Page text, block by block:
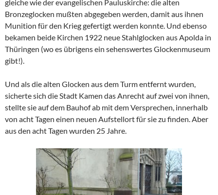
gleiche wie der evangelischen Pauluskirche: die alten
Bronzeglocken mußten abgegeben werden, damit aus ihnen
Munition für den Krieg gefertigt werden konnte. Und ebenso
bekamen beide Kirchen 1922 neue Stahlglocken aus Apolda in
Thüringen (wo es übrigens ein sehenswertes Glockenmuseum
gibt!).
Und als die alten Glocken aus dem Turm entfernt wurden,
sicherte sich die Stadt Kamen das Anrecht auf zwei von ihnen,
stellte sie auf dem Bauhof ab mit dem Versprechen, innerhalb
von acht Tagen einen neuen Aufstellort für sie zu finden. Aber
aus den acht Tagen wurden 25 Jahre.